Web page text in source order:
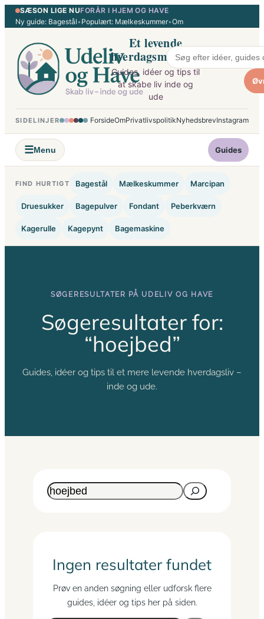
SpringSÆSON LIGE NUFORÅR I HJEM OG HAVE
Ny guide: Bagestål• Populært: Mælkeskummer•Om
Et levende
hverdagsmagasin
Guides, idéer og tips til
at skabe liv inde og
ude
SIDELINJER ForsideOmPrivatlivspolitikNyhedsbrevInstagram
☰Menu Guides
FIND HURTIGT Bagestål Mælkeskummer Marcipan
Druesukker Bagepulver Fondant Peberkværn
Kagerulle Kagepynt Bagemaskine
SØGERESULTATER PÅ UDELIV OG HAVE
Søgeresultater for:
“hoejbed”
Guides, idéer og tips til et mere levende hverdagsliv –
inde og ude.
Søg
Ingen resultater fundet
Prøv en anden søgning eller udforsk flere
guides, idéer og tips her på siden.